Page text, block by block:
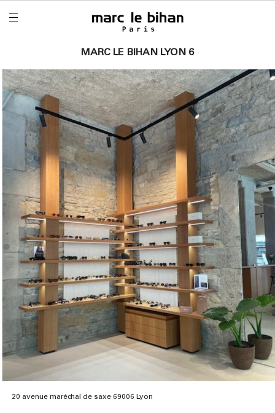
MARC LE BIHAN LYON 6
20 avenue maréchal de saxe 69006 Lyon